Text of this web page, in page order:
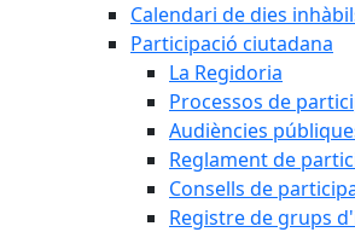
Calendari de dies
Participació ciutadana
La Regidoria
Processos de
Audiències
Reglament de
Consells de
Registre de grups